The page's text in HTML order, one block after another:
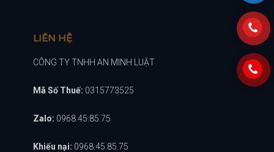
LIÊN HỆ
CÔNG TY TNHH AN MINH LUẬT
Mã Số Thuế: 0315773525
Zalo: 0968.45.85.75
Khiếu nại: 0968.45.85.75